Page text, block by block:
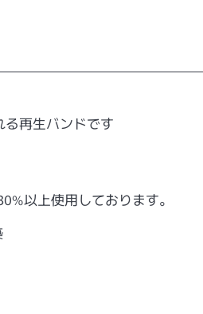
再生バンドです
以上使用しております。